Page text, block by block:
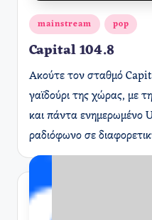
Αναρτήθηκε
mainstream pop
Capital 104.8
Ακούτε τον σταθμό
γαϊδούρι της χώρας, με
και πάντα ενημερωμένο
ραδιόφωνο σε